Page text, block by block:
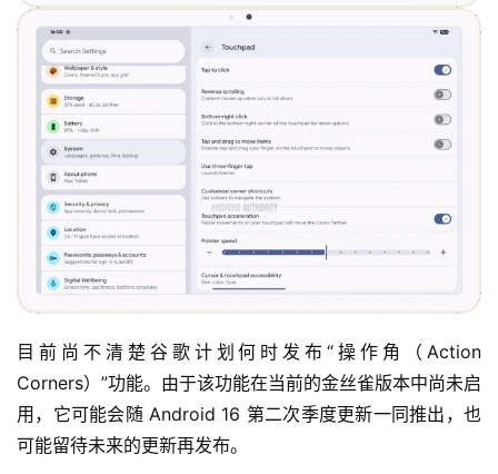
目前尚不清楚谷歌计划何时发布“操作角（Action
Corners）”功能。由于该功能在当前的金丝雀版本中尚未启
用，它可能会随 Android 16 第二次季度更新一同推出，也
可能留待未来的更新再发布。